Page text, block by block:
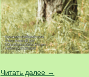
Читать далее →